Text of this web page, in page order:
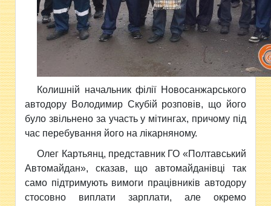
Колишній начальник філії Новосанжарського
автодору Володимир Скубій розповів, що його
було звільнено за участь у мітингах, причому під
час перебування його на лікарняному.
Олег Картьянц, представник ГО «Полтавський
Автомайдан», сказав, що автомайданівці так
само підтримують вимоги працівників автодору
стосовно виплати зарплати, але окремо